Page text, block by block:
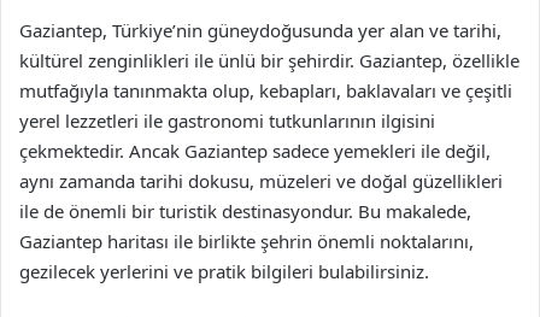
Gaziantep, Türkiye’nin güneydoğusunda yer alan ve tarihi,
kültürel zenginlikleri ile ünlü bir şehirdir. Gaziantep, özellikle
mutfağıyla tanınmakta olup, kebapları, baklavaları ve çeşitli
yerel lezzetleri ile gastronomi tutkunlarının ilgisini
çekmektedir. Ancak Gaziantep sadece yemekleri ile değil,
aynı zamanda tarihi dokusu, müzeleri ve doğal güzellikleri
ile de önemli bir turistik destinasyondur. Bu makalede,
Gaziantep haritası ile birlikte şehrin önemli noktalarını,
gezilecek yerlerini ve pratik bilgileri bulabilirsiniz.